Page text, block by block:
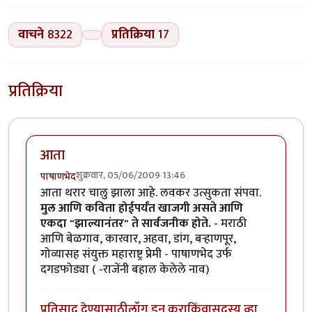
वाचने 8322 प्रतिक्रिया17
प्रतिक्रिया
आता
पाषाणभेदशुक्रवार, 05/06/2009 13:46
आता थरार चालु झाला आहे. लवकर उत्सुकता संपवा.
मुल आणि कविता होईपर्यंत खाजगी असते आणि
एकदा "झाल्यानंतर" ते सार्वजनीक होते.- मराठी
आणि बेळगाव, कारवार, अहवा, डांग, बर्‍हाणपूर,
गोव्यासह संयुक्त महाराष्ट्र प्रेमी - पाषाणभेद उर्फ
दगडफोड्या ( -राजेंनी बहाल केलेले नाव)